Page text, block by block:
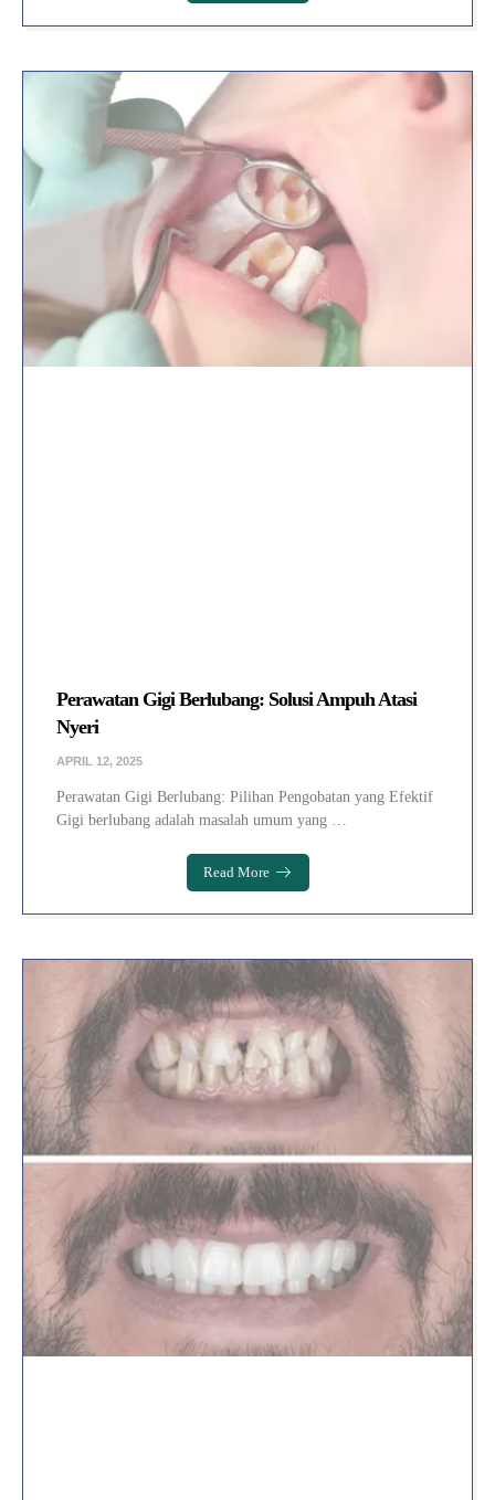
Perawatan Gigi Berlubang: Solusi Ampuh Atasi
Nyeri
APRIL 12, 2025
Perawatan Gigi Berlubang: Pilihan Pengobatan yang Efektif
Gigi berlubang adalah masalah umum yang …
Read More